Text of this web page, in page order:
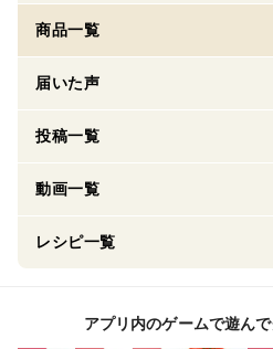
商品一覧
届いた声
投稿一覧
動画一覧
レシピ一覧
アプリ内のゲームで遊ん